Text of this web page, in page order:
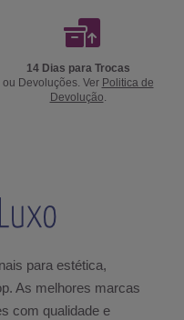
14 Dias para Trocas
ou Devoluções. Ver Politica de
Devolução
para estética,
As melhores marcas
com qualidade e